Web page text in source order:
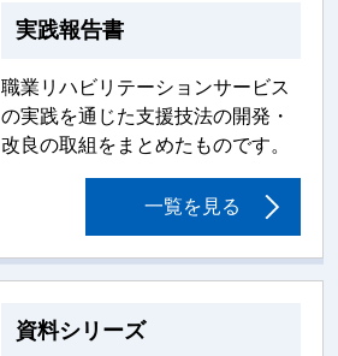
実践報告書
職業リハビリテーションサービス
の実践を通じた支援技法の開発・
改良の取組をまとめたものです。
一覧を見る
資料シリーズ